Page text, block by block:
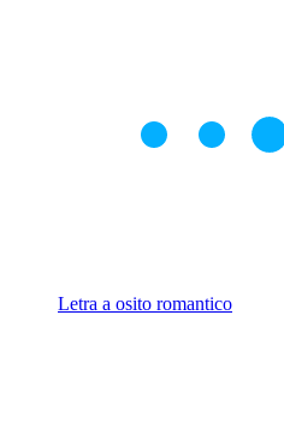
Letra a osito romantico